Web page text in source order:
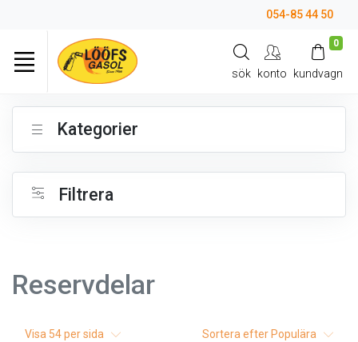
054-85 44 50
sök konto
0
kundvagn
Kategorier
Filtrera
Reservdelar
Visa 54per sida Sortera efter Populära